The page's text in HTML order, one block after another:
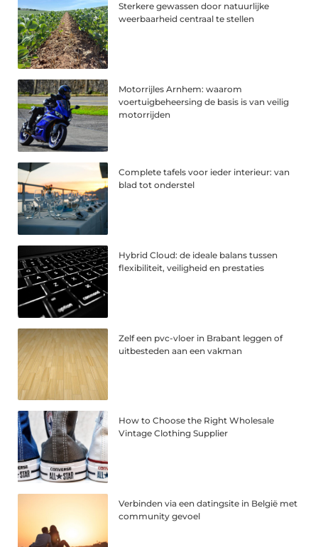
Sterkere gewassen door natuurlijke
weerbaarheid centraal te stellen
Motorrijles Arnhem: waarom
voertuigbeheersing de basis is van veilig
motorrijden
Complete tafels voor ieder interieur: van
blad tot onderstel
Hybrid Cloud: de ideale balans tussen
flexibiliteit, veiligheid en prestaties
Zelf een pvc-vloer in Brabant leggen of
uitbesteden aan een vakman
How to Choose the Right Wholesale
Vintage Clothing Supplier
Verbinden via een datingsite in België met
community gevoel